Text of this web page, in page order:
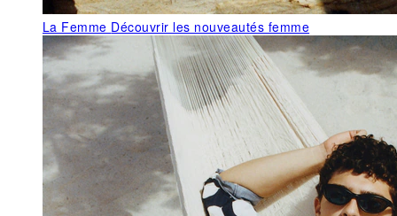
La Femme Découvrir les nouveautés femme